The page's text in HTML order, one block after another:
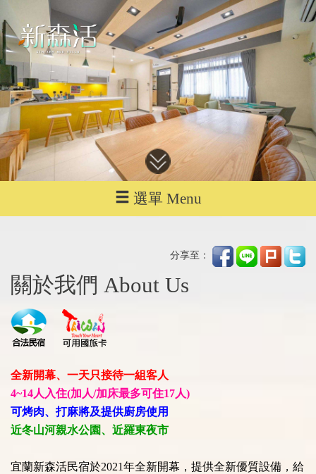
選單 Menu
分享至：
關於我們 About Us
全新開幕、一天只接待一組客人
4~14人入住(加人/加床最多可住17人)
可烤肉、打麻將及提供廚房使用
近冬山河親水公園、近羅東夜市
宜蘭新森活民宿於2021年全新開幕，提供全新優質設備，給